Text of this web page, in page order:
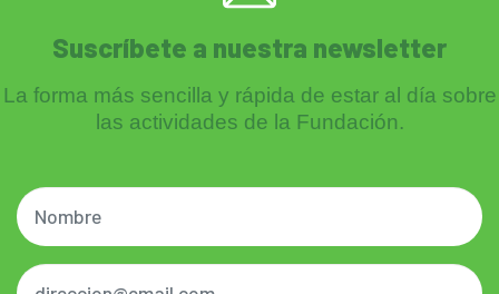
Suscríbete a nuestra newsletter
La forma más sencilla y rápida de estar al día sobre
las actividades de la Fundación.